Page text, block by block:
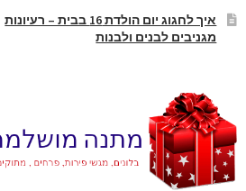
איך לחגוג יום הולדת 16 בבית – רעיונות
מגניבים לבנים ולבנות